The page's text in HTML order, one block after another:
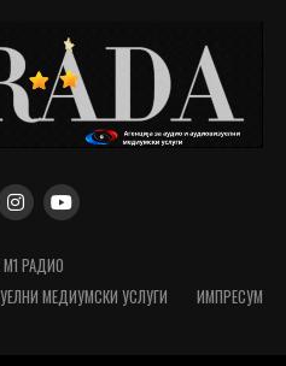
РАДИО
МЕДИУМСКИ УСЛУГИ
ИМПРЕСУМ